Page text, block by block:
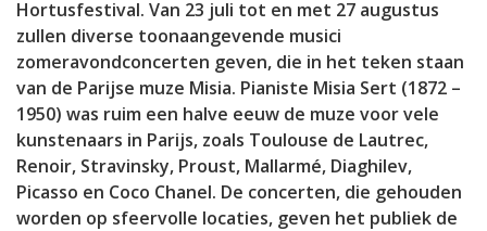
Hortusfestival. Van 23 juli tot en met 27 augustus
zullen diverse toonaangevende musici
zomeravondconcerten geven, die in het teken staan
van de Parijse muze Misia. Pianiste Misia Sert (1872 –
1950) was ruim een halve eeuw de muze voor vele
kunstenaars in Parijs, zoals Toulouse de Lautrec,
Renoir, Stravinsky, Proust, Mallarmé, Diaghilev,
Picasso en Coco Chanel. De concerten, die gehouden
worden op sfeervolle locaties, geven het publiek de